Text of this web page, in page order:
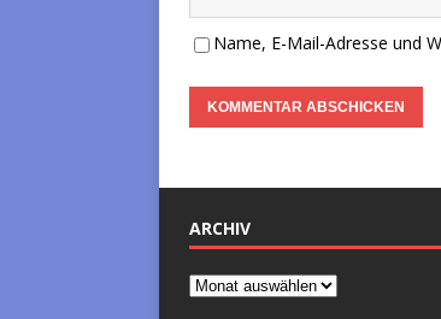
Name, E-Mail-Adresse und
ARCHIV